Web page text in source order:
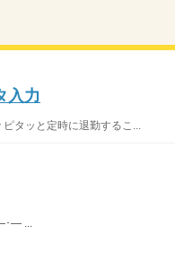
入力
ッと定時に退勤するこ...
― ...